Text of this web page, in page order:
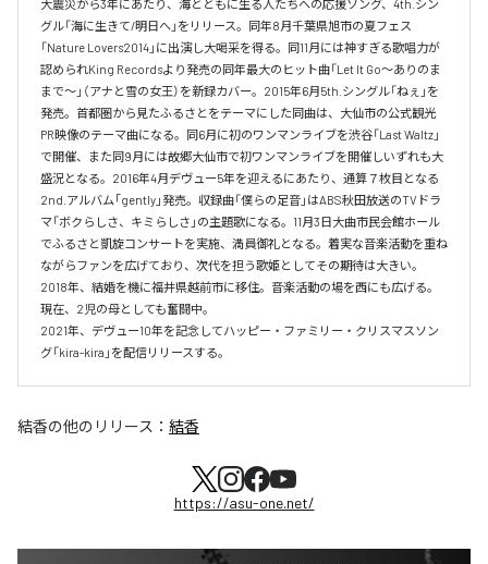
大震災から3年にあたり、海とともに生る人たちへの応援ソング、4th.シン
グル「海に生きて/明日へ」をリリース。同年8月千葉県旭市の夏フェス
「Nature Lovers2014」に出演し大喝采を得る。同11月には神すぎる歌唱力が
認められKing Recordsより発売の同年最大のヒット曲「Let It Go～ありのま
まで～」（アナと雪の女王）を新録カバー。2015年6月5th.シングル「ねぇ」を
発売。首都圏から見たふるさとをテーマにした同曲は、大仙市の公式観光
PR映像のテーマ曲になる。同6月に初のワンマンライブを渋谷「Last Waltz」
で開催、また同9月には故郷大仙市で初ワンマンライブを開催しいずれも大
盛況となる。2016年4月デヴュー5年を迎えるにあたり、通算７枚目となる
2nd.アルバム｢gently｣発売。収録曲「僕らの足音」はABS秋田放送のTVドラ
マ「ボクらしさ、キミらしさ」の主題歌になる。11月3日大曲市民会館ホール
でふるさと凱旋コンサートを実施、満員御礼となる。着実な音楽活動を重ね
ながらファンを広げており、次代を担う歌姫としてその期待は大きい。
2018年、結婚を機に福井県越前市に移住。音楽活動の場を西にも広げる。
現在、2児の母としても奮闘中。
2021年、デヴュー10年を記念してハッピー・ファミリー・クリスマスソン
グ「kira-kira」を配信リリースする。
結香の他のリリース： 結香
https://asu-one.net/